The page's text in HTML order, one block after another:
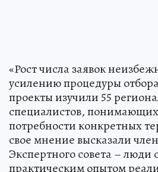
«Рост числа заявок
усилению процедуры
проекты изучили 55
специалистов,
потребности конкретных
свое мнение высказали
Экспертного совета –
практическим опытом